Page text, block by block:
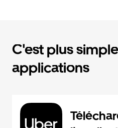
C'est plus
applications